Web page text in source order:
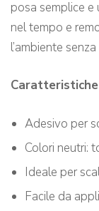
posa semplice
nel tempo e
l’ambiente
Adesivo per
Colori neutri:
Ideale per
Facile da